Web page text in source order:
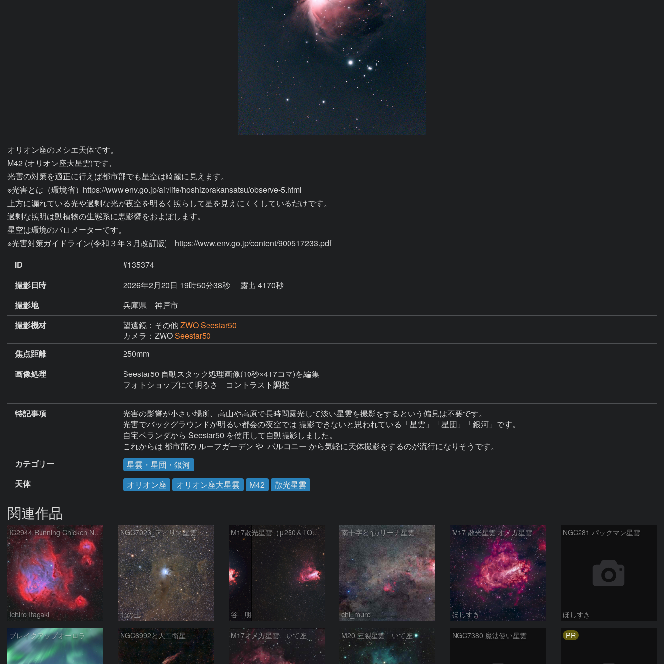
オリオン座のメシエ天体です。
M42 (オリオン座大星雲)です。
光害の対策を適正に行えば都市部でも星空は綺麗に見えます。
※光害とは（環境省）https://www.env.go.jp/air/life/hoshizorakansatsu/observe-5.html
上方に漏れている光や過剰な光が夜空を明るく照らして星を見えにくくしているだけです。
過剰な照明は動植物の生態系に悪影響をおよぼします。
星空は環境のバロメーターです。
ID
#135374
撮影日時
2026年2月20日 19時50分38秒
露出 4170秒
撮影地
兵庫県 神戸市
撮影機材
望遠鏡：その他ZWO Seestar50
カメラ：ZWOSeestar50
焦点距離
250mm
画像処理
Seestar50 自動スタック処理画像(10秒×417コマ)を編集
フォトショップにて明るさ　コントラスト調整
特記事項
光害の影響が小さい場所、高山や高原で長時間露光して淡い星雲を撮影をするという偏見は不要です。
光害でバックグラウンドが明るい都会の夜空では 撮影できないと思われている「星雲」「星団」「銀河」です。
自宅ベランダから Seestar50 を使用して自動撮影しました。
カテゴリー
星雲・星団・銀河
天体
オリオン座 オリオン座大星雲 M42 散光星雲
関連作品
IC2944 Running Chicken Nebula
Ichiro Itagaki
NGC7023_アイリス星雲
北の士
M17散光星雲（μ250＆TOA130）
谷 明
南十字とηカリーナ星雲
chi_muro
M17 散光星雲 オメガ星雲
ほしすき
NGC281 パックマン星雲
ほしすき
ブレイクアップオーロラ NGC6992と人工衛星 M17オメガ星雲 いて座 M20 三裂星雲 いて座 NGC7380 魔法使い星雲 PR